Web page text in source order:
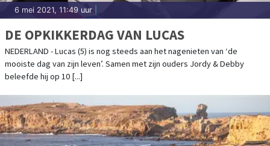
6 mei 2021, 11:49 uur
DE OPKIKKERDAG VAN LUCAS
NEDERLAND - Lucas (5) is nog steeds aan het nagenieten van ‘de
mooiste dag van zijn leven’. Samen met zijn ouders Jordy & Debby
beleefde hij op 10 [...]